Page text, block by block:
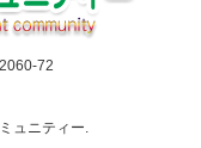
72
ュニティー.